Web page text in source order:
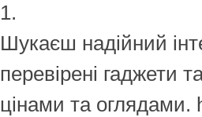
1.
Шукаєш надійний
перевірені гаджети
цінами та